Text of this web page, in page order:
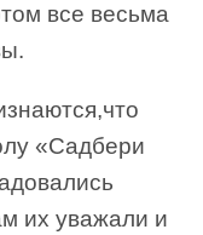
все весьма
что
«Садбери
их уважали и